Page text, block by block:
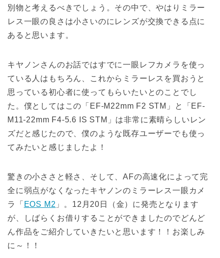
別物と考えるべきでしょう。その中で、やはりミラー
レス一眼の良さは小さいのにレンズが交換できる点に
あると思います。
キヤノンさんのお話ではすでに一眼レフカメラを使っ
ている人はもちろん、これからミラーレスを買おうと
思っている初心者に使ってもらいたいとのことでし
た。僕としてはこの「EF-M22mm F2 STM」と「EF-
M11-22mm F4-5.6 IS STM」は非常に素晴らしいレン
ズだと感じたので、僕のような既存ユーザーでも使っ
てみたいと感じましたよ！
驚きの小ささと軽さ、そして、AFの高速化によって完
全に弱点がなくなったキヤノンのミラーレス一眼カメ
ラ「 EOS M2 」。12月20日（金）に発売となります
が、しばらくお借りすることができましたのでどんど
ん作品をご紹介していきたいと思います！！お楽しみ
に～！！